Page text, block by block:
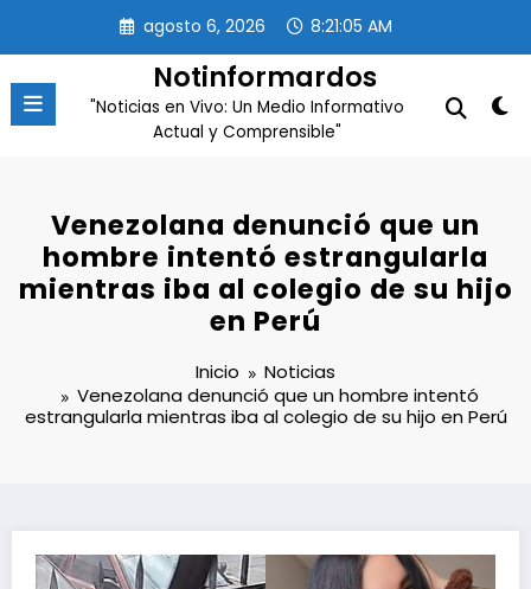
contenido
agosto 6, 2026 8:21:06 AM
Notinformardos
"Noticias en Vivo: Un Medio Informativo
Actual y Comprensible"
Venezolana denunció que un
hombre intentó estrangularla
mientras iba al colegio de su hijo
en Perú
Inicio
Noticias
Venezolana denunció que un hombre intentó
estrangularla mientras iba al colegio de su hijo en Perú